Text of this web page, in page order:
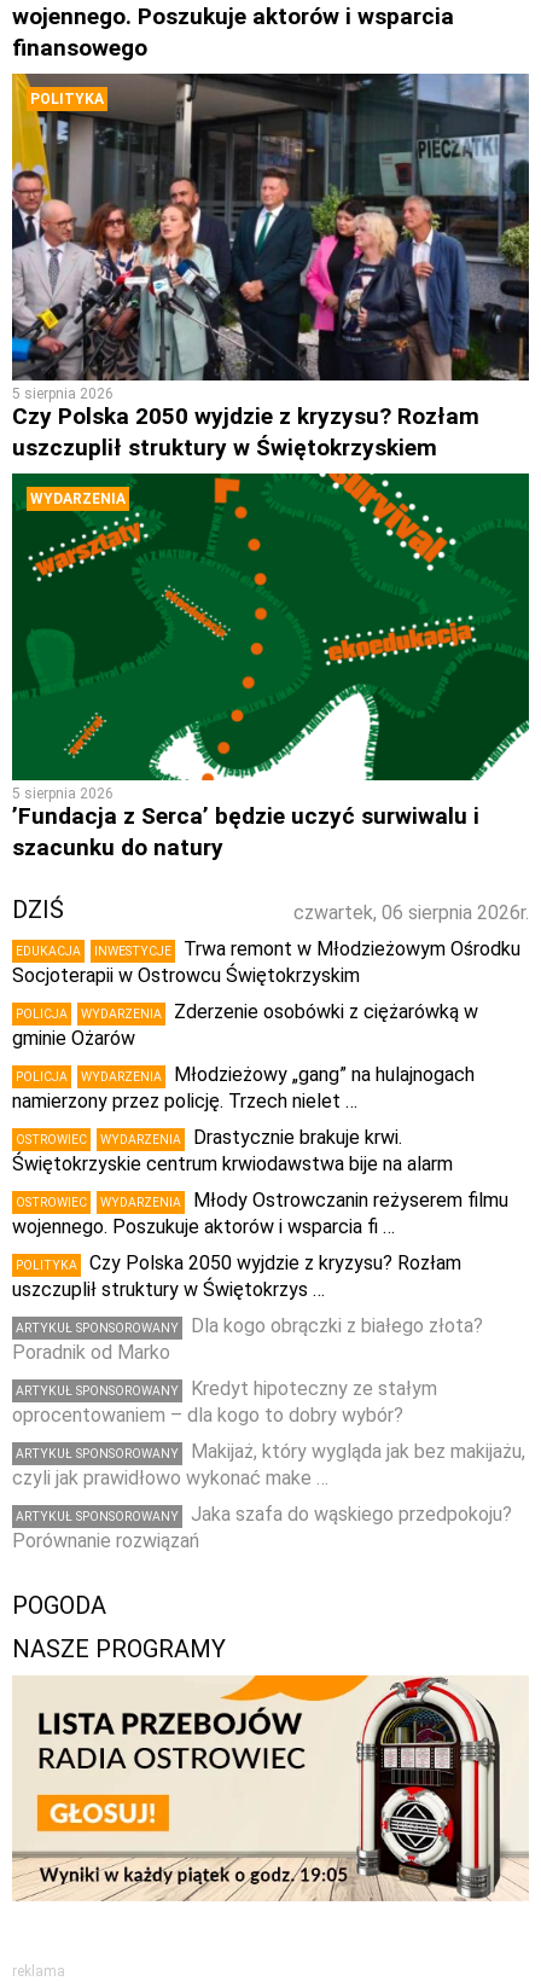
wojennego. Poszukuje aktorów i wsparcia
finansowego
POLITYKA
5 sierpnia 2026
Czy Polska 2050 wyjdzie z kryzysu? Rozłam
uszczuplił struktury w Świętokrzyskiem
WYDARZENIA
5 sierpnia 2026
’Fundacja z Serca’ będzie uczyć surwiwalu i
szacunku do natury
czwartek, 06 sierpnia 2026r.
DZIŚ
EDUKACJA INWESTYCJE
Trwa remont w Młodzieżowym Ośrodku
Socjoterapii w Ostrowcu Świętokrzyskim
POLICJA WYDARZENIA
Zderzenie osobówki z ciężarówką w
gminie Ożarów
POLICJA WYDARZENIA
Młodzieżowy „gang” na hulajnogach
namierzony przez policję. Trzech nielet …
OSTROWIEC WYDARZENIA
Drastycznie brakuje krwi.
Świętokrzyskie centrum krwiodawstwa bije na alarm
OSTROWIEC WYDARZENIA
Młody Ostrowczanin reżyserem filmu
wojennego. Poszukuje aktorów i wsparcia fi …
POLITYKA
Czy Polska 2050 wyjdzie z kryzysu? Rozłam
uszczuplił struktury w Świętokrzys …
ARTYKUŁ SPONSOROWANY
Dla kogo obrączki z białego złota?
Poradnik od Marko
ARTYKUŁ SPONSOROWANY
Kredyt hipoteczny ze stałym
oprocentowaniem – dla kogo to dobry wybór?
ARTYKUŁ SPONSOROWANY
Makijaż, który wygląda jak bez makijażu,
czyli jak prawidłowo wykonać make …
ARTYKUŁ SPONSOROWANY
Jaka szafa do wąskiego przedpokoju?
Porównanie rozwiązań
POGODA
NASZE PROGRAMY
reklama